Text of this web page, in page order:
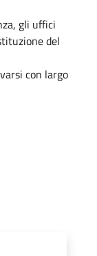
gli uffici
del
con largo